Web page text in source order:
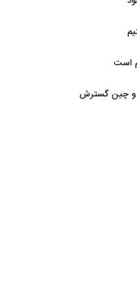
است
و چین گسترش